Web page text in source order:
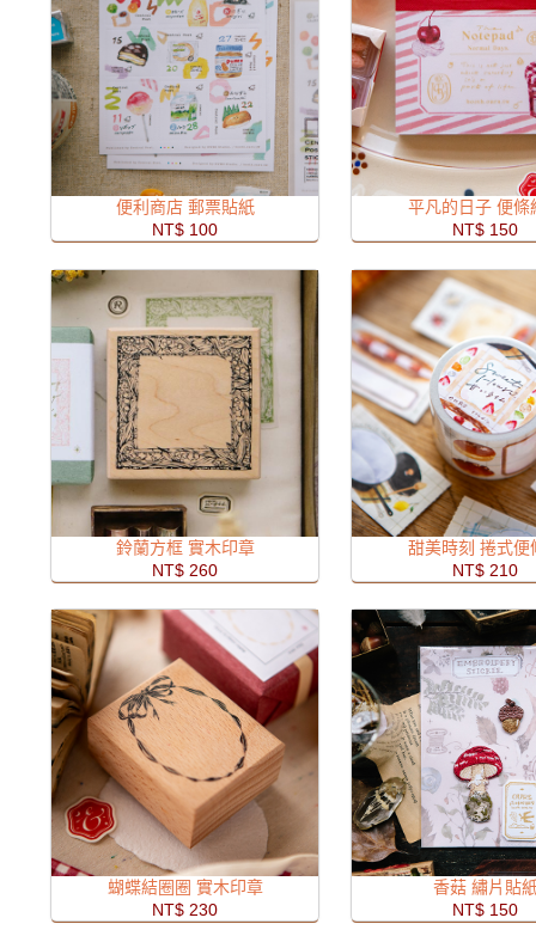
便利商店 郵票貼紙
NT$ 100
平凡的日子 便條
NT$ 150
鈴蘭方框 實木印章
NT$ 260
甜美時刻 捲式便
NT$ 210
蝴蝶結圈圈 實木印章
NT$ 230
香菇 繡片貼
NT$ 150